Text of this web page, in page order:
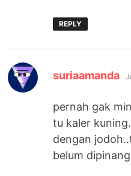
REPLY
suriaamanda
pernah gak
tu kaler
dengan
belum